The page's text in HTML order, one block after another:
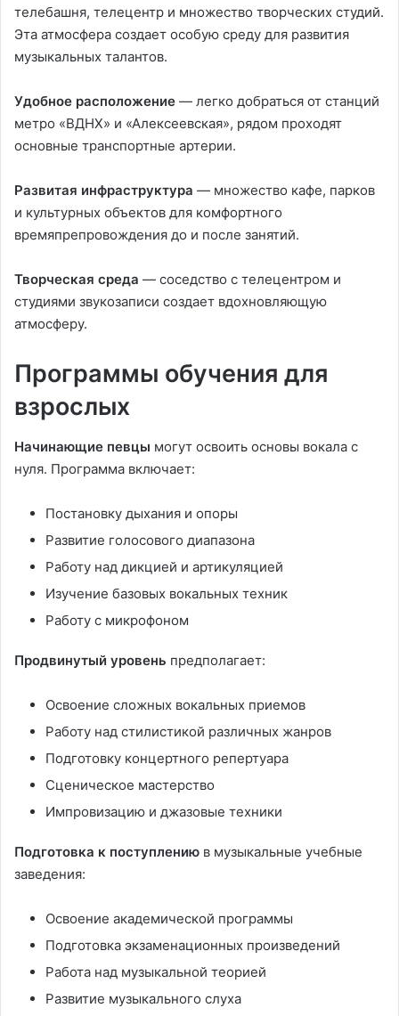
телебашня, телецентр и множество творческих студий.
Эта атмосфера создает особую среду для развития
музыкальных талантов.
Удобное расположение — легко добраться от станций
метро «ВДНХ» и «Алексеевская», рядом проходят
основные транспортные артерии.
Развитая инфраструктура — множество кафе, парков
и культурных объектов для комфортного
времяпрепровождения до и после занятий.
Творческая среда — соседство с телецентром и
студиями звукозаписи создает вдохновляющую
атмосферу.
Программы обучения для
взрослых
Начинающие певцы могут освоить основы вокала с
нуля. Программа включает:
Постановку дыхания и опоры
Развитие голосового диапазона
Работу над дикцией и артикуляцией
Изучение базовых вокальных техник
Работу с микрофоном
Продвинутый уровень предполагает:
Освоение сложных вокальных приемов
Работу над стилистикой различных жанров
Подготовку концертного репертуара
Сценическое мастерство
Импровизацию и джазовые техники
Подготовка к поступлению в музыкальные учебные
заведения:
Освоение академической программы
Подготовка экзаменационных произведений
Работа над музыкальной теорией
Развитие музыкального слуха